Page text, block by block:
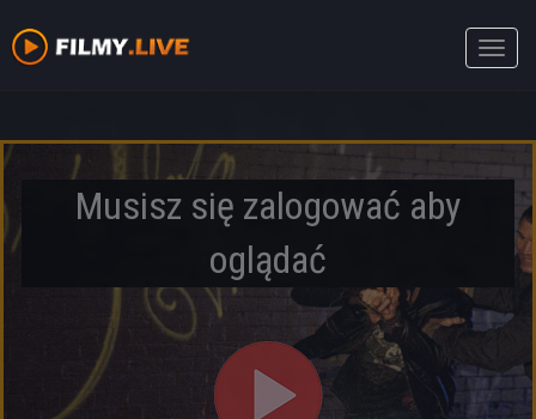
Toggle
Musisz się zalogować aby
oglądać